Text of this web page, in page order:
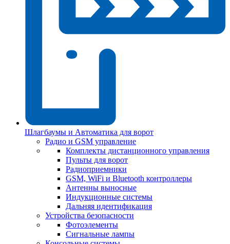
Шлагбаумы и Автоматика для ворот
Радио и GSM управление
Комплекты дистанционного управления
Пульты для ворот
Радиоприемники
GSM, WiFi и Bluetooth контроллеры
Антенны выносные
Индукционные системы
Дальняя идентификация
Устройства безопасности
Фотоэлементы
Сигнальные лампы